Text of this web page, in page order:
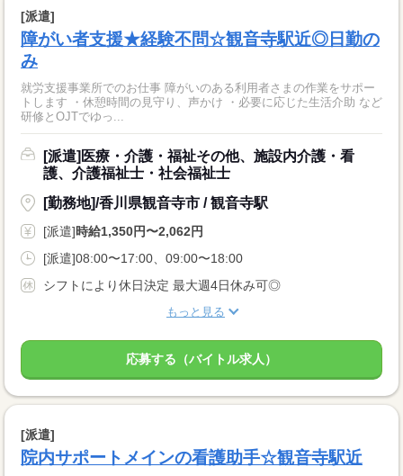
[派遣]
障がい者支援★経験不問☆観音寺駅近◎日勤の
み
就労支援事業所でのお仕事 障がいのある利用者さまの作業をサポー
トします ・休憩時間の見守り、声かけ ・必要に応じた生活介助 など
研修とOJTでゆっ...
[派遣]医療・介護・福祉その他、施設内介護・看
護、介護福祉士・社会福祉士
[勤務地]/香川県観音寺市 / 観音寺駅
[派遣]時給1,350円〜2,062円
[派遣]08:00〜17:00、09:00〜18:00
シフトにより休日決定 最大週4日休み可◎
もっと見る
応募する（バイトル求人）
[派遣]
院内サポートメインの看護助手☆観音寺駅近